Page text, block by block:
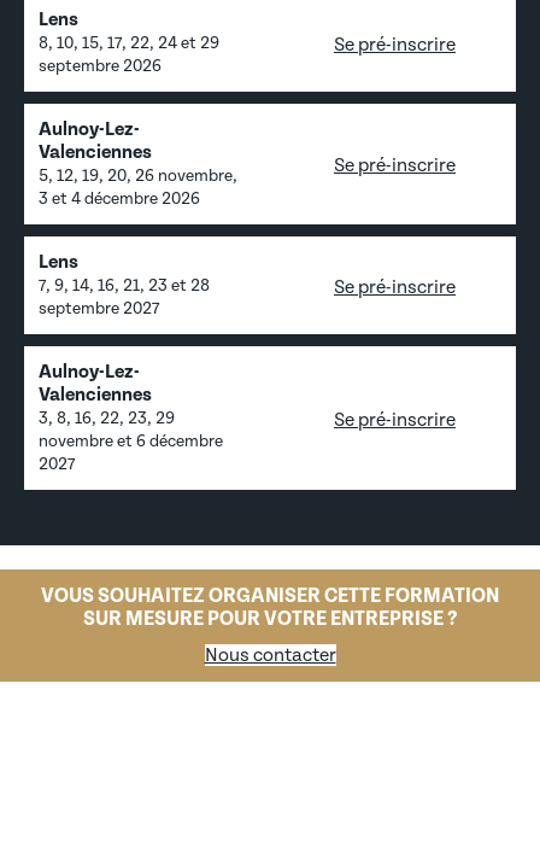
Lens
8, 10, 15, 17, 22, 24 et 29
septembre 2026
Se pré-inscrire
Aulnoy-Lez-
Valenciennes
5, 12, 19, 20, 26 novembre,
3 et 4 décembre 2026
Se pré-inscrire
Lens
7, 9, 14, 16, 21, 23 et 28
septembre 2027
Se pré-inscrire
Aulnoy-Lez-
Valenciennes
3, 8, 16, 22, 23, 29
novembre et 6 décembre
2027
Se pré-inscrire
VOUS SOUHAITEZ ORGANISER CETTE FORMATION
SUR MESURE POUR VOTRE ENTREPRISE ?
Nous contacter